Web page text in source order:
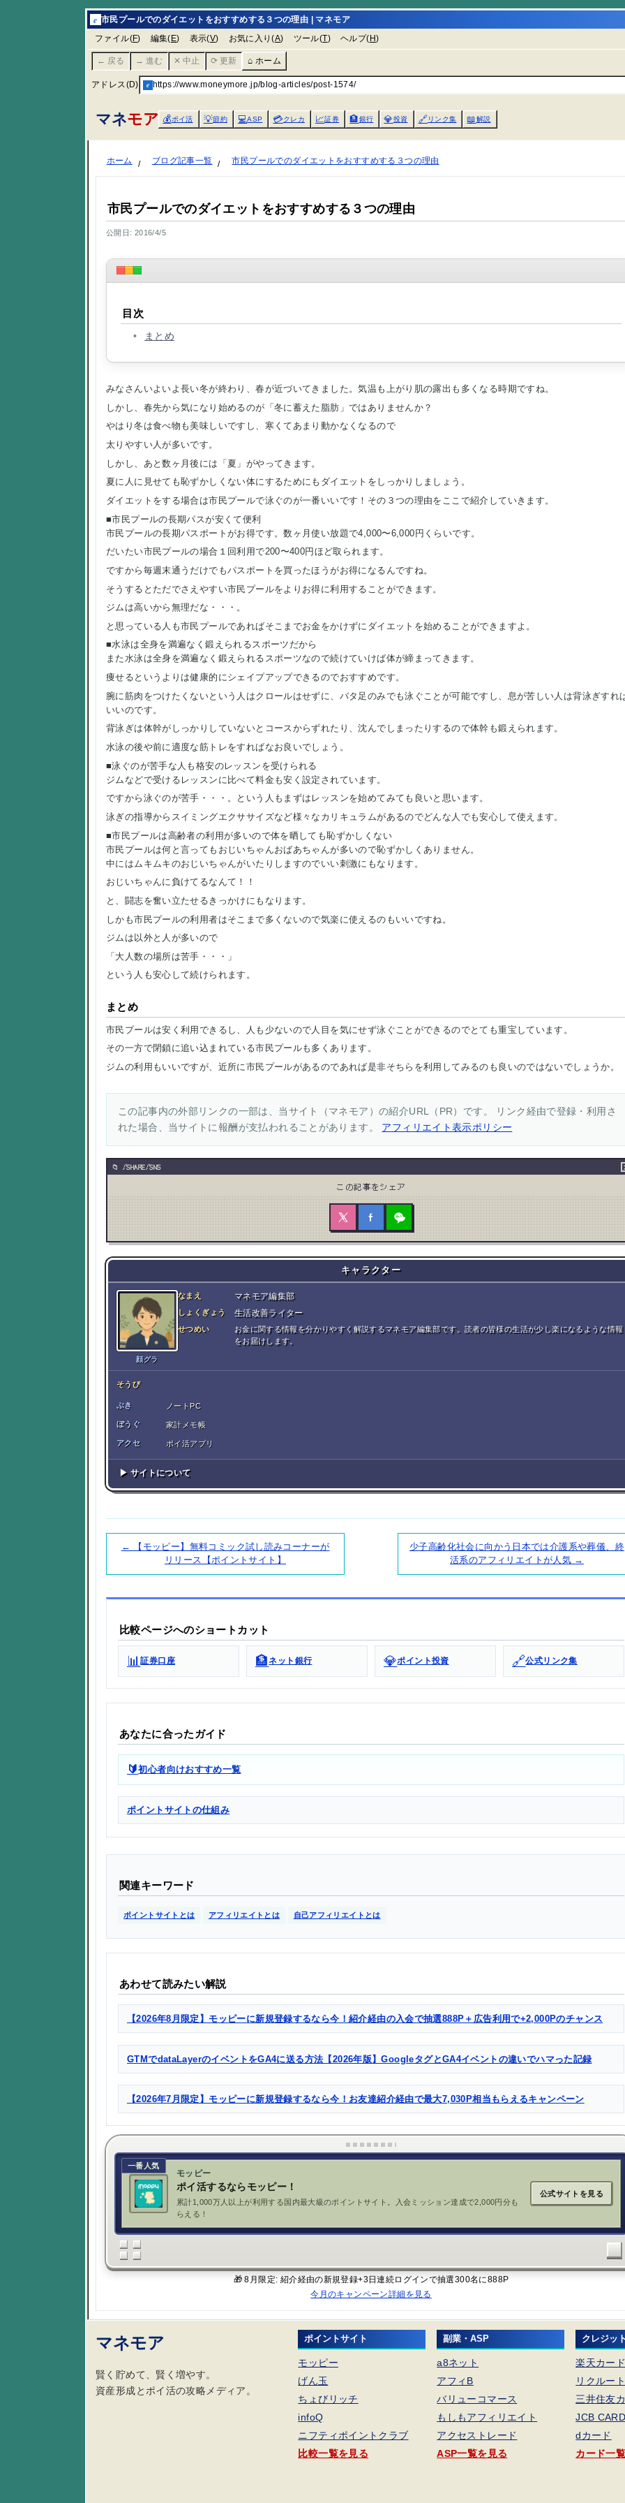
e 市民プールでのダイエットをおすすめする３つの理由 | マネモア
ファイル(F) 編集( E) 表示(V) お気に入り(A) ツール(T) ヘルプ( H)
← 戻る → 進む ✕ 中止 ⟳ 更新 ⌂ ホーム
アドレス(D) e https://www.moneymore.jp/blog-articles/post-1574/
マネモア 💰ポイ活 💡節約 💻ASP 💳クレカ 📈証券 🏦銀行 💎投資 🔗リンク集 📖解説
ホーム ブログ記事一覧 市民プールでのダイエットをおすすめする３つの理由
市民プールでのダイエットをおすすめする３つの理由
公開日: 2016/4/5
目次
まとめ
みなさんいよいよ長い冬が終わり、春が近づいてきました。気温も上がり肌の露出も多くなる時期ですね。
しかし、春先から気になり始めるのが「冬に蓄えた脂肪」ではありませんか？
やはり冬は食べ物も美味しいですし、寒くてあまり動かなくなるので
太りやすい人が多いです。
しかし、あと数ヶ月後には「夏」がやってきます。
夏に人に見せても恥ずかしくない体にするためにもダイエットをしっかりしましょう。
ダイエットをする場合は市民プールで泳ぐのが一番いいです！その３つの理由をここで紹介していきます。
■市民プールの長期パスが安くて便利
市民プールの長期パスポートがお得です。数ヶ月使い放題で4,000〜6,000円くらいです。
だいたい市民プールの場合１回利用で200〜400円ほど取られます。
ですから毎週末通うだけでもパスポートを買ったほうがお得になるんですね。
そうするとただでさえやすい市民プールをよりお得に利用することができます。
ジムは高いから無理だな・・・。
と思っている人も市民プールであればそこまでお金をかけずにダイエットを始めることができますよ。
■水泳は全身を満遍なく鍛えられるスポーツだから
また水泳は全身を満遍なく鍛えられるスポーツなので続けていけば体が締まってきます。
痩せるというよりは健康的にシェイプアップできるのでおすすめです。
腕に筋肉をつけたくないという人はクロールはせずに、バタ足のみでも泳ぐことが可能ですし、息が苦しい人は背泳ぎすれ
いいのです。
背泳ぎは体幹がしっかりしていないとコースからずれたり、沈んでしまったりするので体幹も鍛えられます。
水泳の後や前に適度な筋トレをすればなお良いでしょう。
■泳ぐのが苦手な人も格安のレッスンを受けられる
ジムなどで受けるレッスンに比べて料金も安く設定されています。
ですから泳ぐのが苦手・・・。という人もまずはレッスンを始めてみても良いと思います。
泳ぎの指導からスイミングエクササイズなど様々なカリキュラムがあるのでどんな人でも安心して使えます。
■市民プールは高齢者の利用が多いので体を晒しても恥ずかしくない
市民プールは何と言ってもおじいちゃんおばあちゃんが多いので恥ずかしくありません。
中にはムキムキのおじいちゃんがいたりしますのでいい刺激にもなります。
おじいちゃんに負けてるなんて！！
と、闘志を奮い立たせるきっかけにもなります。
しかも市民プールの利用者はそこまで多くないので気楽に使えるのもいいですね。
ジムは以外と人が多いので
「大人数の場所は苦手・・・」
という人も安心して続けられます。
まとめ
市民プールは安く利用できるし、人も少ないので人目を気にせず泳ぐことができるのでとても重宝しています。
その一方で閉鎖に追い込まれている市民プールも多くあります。
ジムの利用もいいですが、近所に市民プールがあるのであれば是非そちらを利用してみるのも良いのではないでしょうか。
この記事内の外部リンクの一部は、当サイト（マネモア）の紹介URL（PR）です。 リンク経由で登録・利用さ
れた場合、当サイトに報酬が支払われることがあります。 アフィリエイト表示ポリシー
/SHARE/SNS
この記事をシェア
キャラクター
顔グラ
なまえ マネモア編集部
しょくぎょう 生活改善ライター
せつめい
お金に関する情報を分かりやすく解説するマネモア編集部です。読者の皆様の生活が少し楽になるような情報
をお届けします。
そうび
ぶき ノートPC
ぼうぐ 家計メモ帳
アクセ ポイ活アプリ
▶ サイトについて
← 【モッピー】無料コミック試し読みコーナーが
リリース【ポイントサイト】
少子高齢化社会に向かう日本では介護系や葬儀、終
活系のアフィリエイトが人気 →
比較ページへのショートカット
📊証券口座 🏦ネット銀行 💎ポイント投資 🔗公式リンク集
あなたに合ったガイド
🔰初心者向けおすすめ一覧
ポイントサイトの仕組み
関連キーワード
ポイントサイトとは アフィリエイトとは 自己アフィリエイトとは
あわせて読みたい解説
【2026年8月限定】モッピーに新規登録するなら今！紹介経由の入会で抽選888P＋広告利用で+2,000Pのチャンス
GTMでdataLayerのイベントをGA4に送る方法【2026年版】GoogleタグとGA4イベントの違いでハマった記録
【2026年7月限定】モッピーに新規登録するなら今！お友達紹介経由で最大7,030P相当もらえるキャンペーン
一番人気
モッピー
ポイ活するならモッピー！
累計1,000万人以上が利用する国内最大級のポイントサイト。入会ミッション達成で2,000円分も
らえる！
公式サイトを見る
🎁 8月限定: 紹介経由の新規登録+3日連続ログインで抽選300名に888P
今月のキャンペーン詳細を見る
マネモア
賢く貯めて、賢く増やす。
資産形成とポイ活の攻略メディア。
ポイントサイト
モッピー
げん玉
ちょびリッチ
infoQ
ニフティポイントクラブ
比較一覧を見る
副業・ASP
a8ネット
アフィB
バリューコマース
もしもアフィリエイト
アクセストレード
ASP一覧を見る
クレジッ
楽天カー
リクルー
三井住友
JCB
dカード
カード一